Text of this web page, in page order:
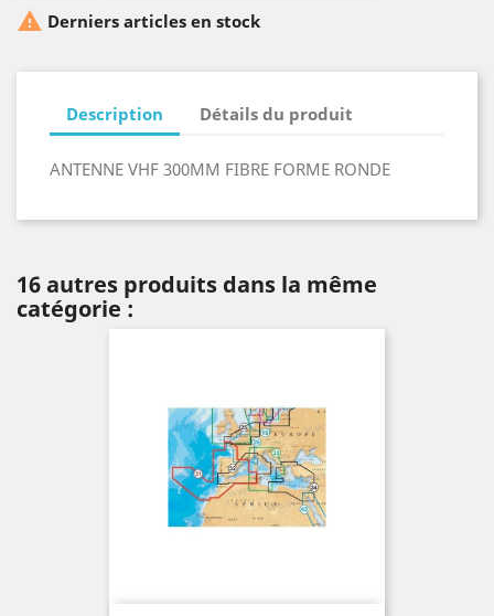
 Derniers articles en stock
Description Détails du produit
ANTENNE VHF 300MM FIBRE FORME RONDE
16 autres produits dans la même
catégorie :